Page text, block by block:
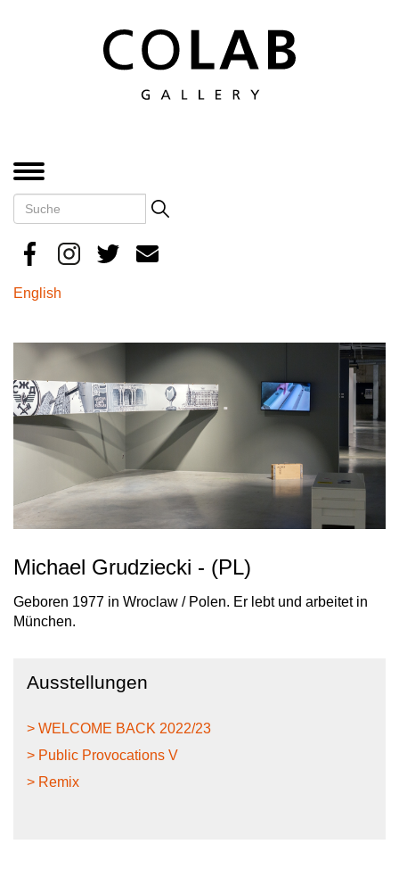
Search
Suche
English
Michael Grudziecki - (PL)
Geboren 1977 in Wroclaw / Polen. Er lebt und arbeitet in
München.
Ausstellungen
> WELCOME BACK 2022/23
> Public Provocations V
> Remix